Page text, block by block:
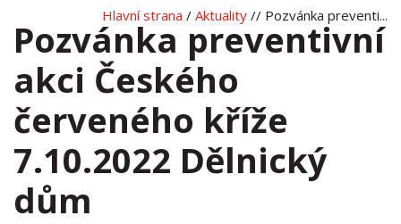
Hlavní strana / Aktuality // Pozvánka preventi...
Pozvánka preventivní
akci Českého
červeného kříže
7.10.2022 Dělnický
dům